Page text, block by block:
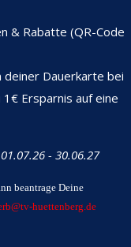
& Rabatte (QR-Code
deiner Dauerkarte bei
Ersparnis auf eine
- 30.06.27
beantrage Deine
huettenberg.de